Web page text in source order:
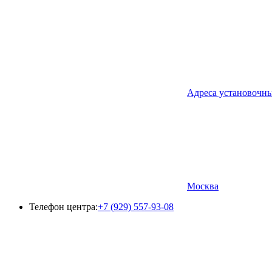
Адреса
Москва
Телефон центра:+7 (929) 557-93-08